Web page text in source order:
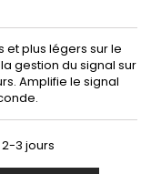
et plus légers sur le
gestion du signal sur
Amplifie le signal
3 jours